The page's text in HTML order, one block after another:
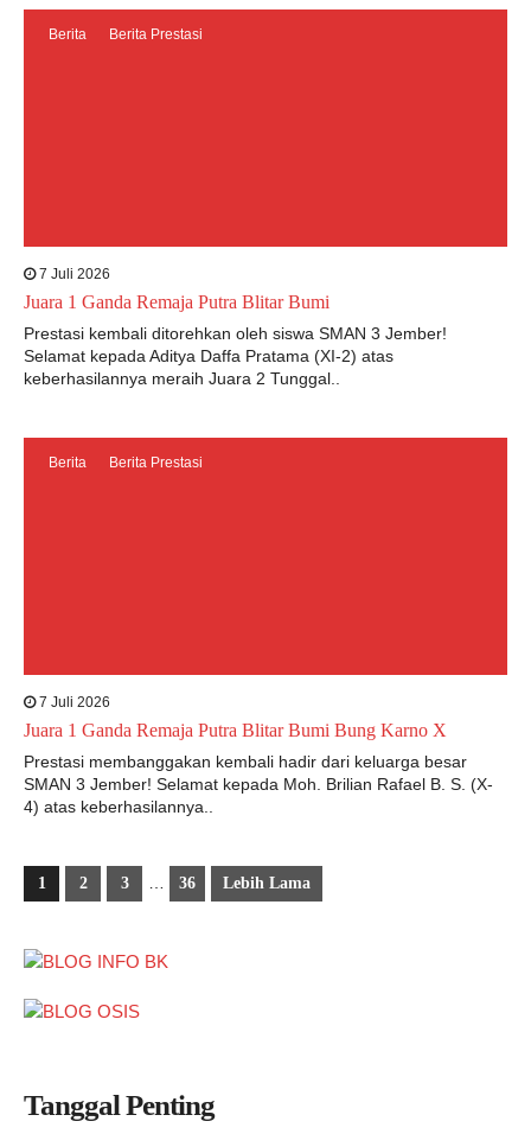
Berita Berita Prestasi
7 Juli 2026
Juara 1 Ganda Remaja Putra Blitar Bumi
Prestasi kembali ditorehkan oleh siswa SMAN 3 Jember!
Selamat kepada Aditya Daffa Pratama (XI-2) atas
keberhasilannya meraih Juara 2 Tunggal..
Berita Berita Prestasi
7 Juli 2026
Juara 1 Ganda Remaja Putra Blitar Bumi Bung Karno X
Prestasi membanggakan kembali hadir dari keluarga besar
SMAN 3 Jember! Selamat kepada Moh. Brilian Rafael B. S. (X-
4) atas keberhasilannya..
1 2 3 36 Lebih Lama
Tanggal Penting